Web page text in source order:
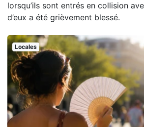
lorsqu’ils sont entrés en collision
d’eux a été grièvement blessé.
Locales